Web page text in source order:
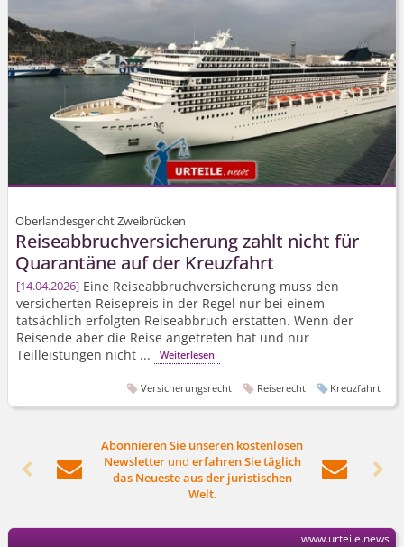
Oberlandesgericht Zweibrücken
Reiseabbruch­versicherung zahlt nicht für
Quarantäne auf der Kreuzfahrt
14.04.2026 Eine Reiseabbruch­versicherung muss den
versicherten Reisepreis in der Regel nur bei einem
tatsächlich erfolgten Reiseabbruch erstatten. Wenn der
Reisende aber die Reise angetreten hat und nur
Teilleistungen nicht ...
Weiterlesen
Versicherungsrecht Reiserecht Kreuzfahrt
 
Abonnieren Sie unseren kostenlosen
Newsletterund erfahren Sie täglich
das Neueste aus der juristischen
Welt.
 
www.urteile.news